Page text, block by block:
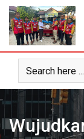
Skip
content